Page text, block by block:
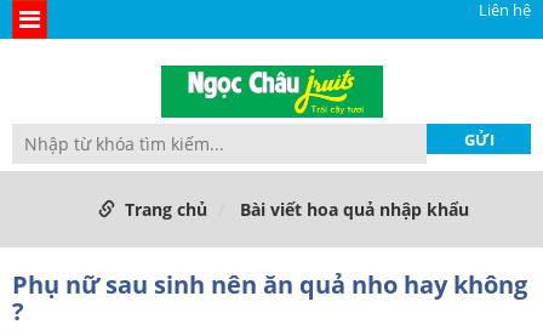
Liên hệ
Trang chủ Bài viết hoa quả nhập khẩu
Phụ nữ sau sinh nên ăn quả nho hay không
?